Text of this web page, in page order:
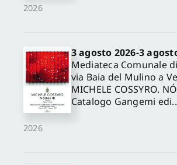
2026
2026
3 agosto 2026-3
Mediateca Comunale
via Baia del Mulino a
MICHELE COSSYRO.
Catalogo Gangemi